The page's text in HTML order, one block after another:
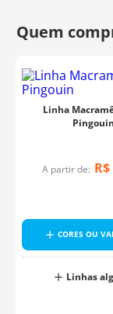
Linha
Pingouin
A partir de: R$
CORES OU
Linhas